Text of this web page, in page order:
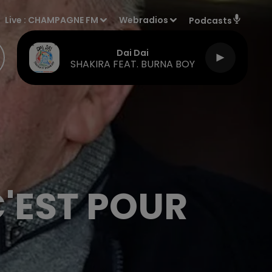
Live : CHAMPAGNE FM Webradios Podcasts
Dai Dai
SHAKIRA FEAT. BURNA BOY
POUR